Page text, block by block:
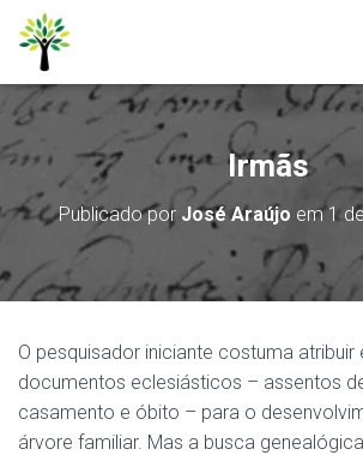
Irmãs
Publicado por José Araújo em1
O pesquisador iniciante costuma
documentos eclesiásticos – assentos
casamento e óbito – para o
árvore familiar. Mas a busca